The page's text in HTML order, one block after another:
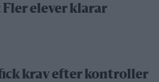
elever klarar
krav efter kontroller